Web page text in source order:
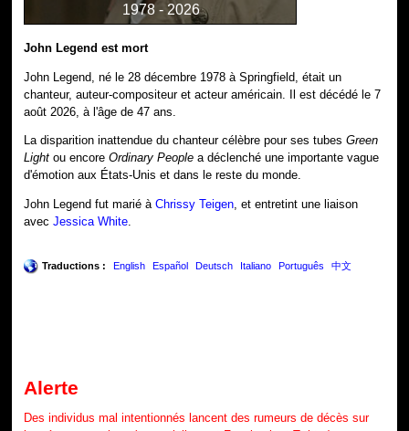
1978 - 2026
John Legend est mort
John Legend, né le 28 décembre 1978 à Springfield, était un
chanteur, auteur-compositeur et acteur américain. Il est décédé le 7
août 2026, à l'âge de 47 ans.
La disparition inattendue du chanteur célèbre pour ses tubesGreen
Light ou encoreOrdinary People a déclenché une importante vague
d'émotion aux États-Unis et dans le reste du monde.
John Legend fut marié àChrissy Teigen, et entretint une liaison
avecJessica White.
Traductions : English Español Deutsch Italiano Português 中文
Alerte
Des individus mal intentionnés lancent des rumeurs de décès sur